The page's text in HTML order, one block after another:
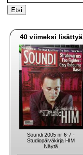
40 viimeksi lisättyä
Soundi 2005 nr 6-7 -
Studiopäiväkirja HIM
Näytä